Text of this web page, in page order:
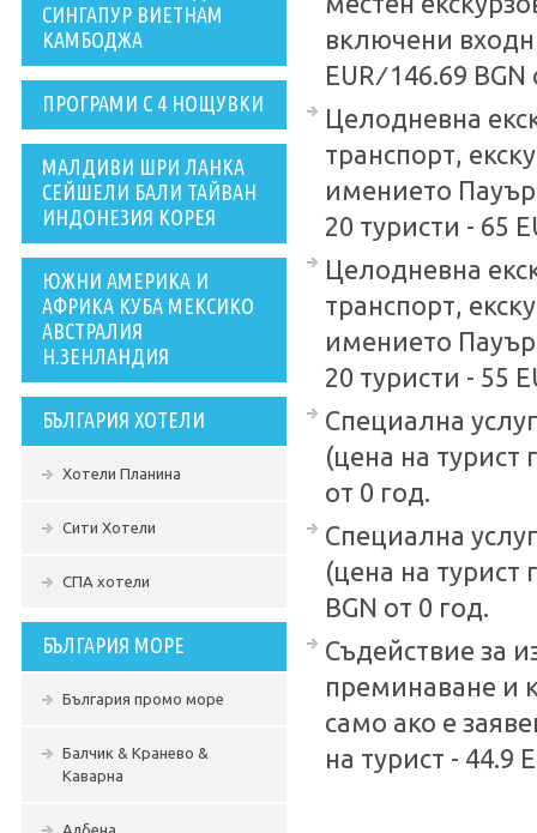
СИНГАПУР ВИЕТНАМ
КАМБОДЖА
ПРОГРАМИ С 4 НОЩУВКИ
МАЛДИВИ ШРИ ЛАНКА
СЕЙШЕЛИ БАЛИ ТАЙВАН
ИНДОНЕЗИЯ КОРЕЯ
ЮЖНИ АМЕРИКА И
АФРИКА КУБА МЕКСИКО
АВСТРАЛИЯ
Н.ЗЕНЛАНДИЯ
БЪЛГАРИЯ ХОТЕЛИ
Хотели Планина
Сити Хотели
СПА хотели
БЪЛГАРИЯ МОРЕ
България промо море
Балчик & Кранево &
Каварна
Албена
включени
EUR ∕ 146.69
Целодневна
транспорт,
имението
20 туристи - 65
Целодневна
транспорт,
имението
20 туристи - 55
Специална
(цена на турист
от 0 год.
Специална
(цена на турист
BGN от 0 год.
Съдействие за
преминаване и
само ако е
на турист - 44.9